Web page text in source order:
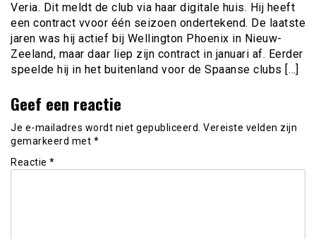
Veria. Dit meldt de club via haar digitale huis. Hij heeft
een contract vvoor één seizoen ondertekend. De laatste
jaren was hij actief bij Wellington Phoenix in Nieuw-
Zeeland, maar daar liep zijn contract in januari af. Eerder
speelde hij in het buitenland voor de Spaanse clubs […]
Geef een reactie
Je e-mailadres wordt niet gepubliceerd. Vereiste velden zijn
gemarkeerd met *
Reactie *